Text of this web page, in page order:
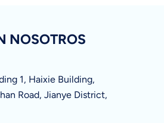
NOSOTROS
1, Haixie Building,
Road, Jianye District,